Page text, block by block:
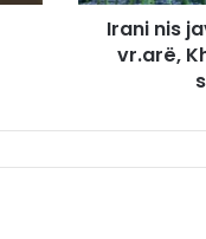
Irani nis
vr.arë,